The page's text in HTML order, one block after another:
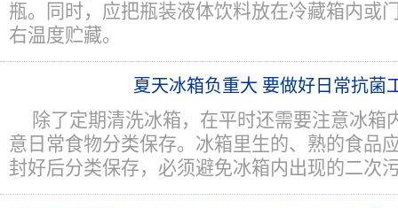
瓶。同时，应把瓶装液体饮料放在冷藏箱内或
右温度贮藏。
夏天冰箱负重大 要做好日常抗菌
除了定期清洗冰箱，在平时还需要注意冰箱
意日常食物分类保存。冰箱里生的、熟的食品
封好后分类保存，必须避免冰箱内出现的二次